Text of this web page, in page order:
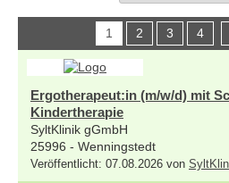
1 2 3 4
Ergotherapeut:in (m/w/d) mit
Kindertherapie
SyltKlinik gGmbH
25996 - Wenningstedt
Veröffentlicht: 07.08.2026 von